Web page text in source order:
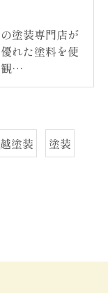
塗装専門店が
れた塗料を使
観…
塗装 塗装